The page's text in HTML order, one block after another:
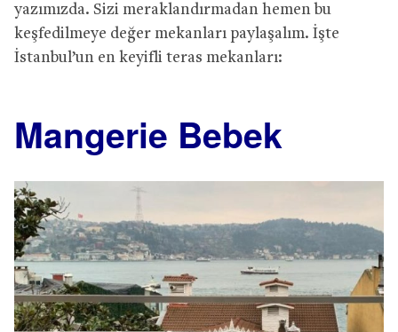
yazımızda. Sizi meraklandırmadan hemen bu
keşfedilmeye değer mekanları paylaşalım. İşte
İstanbul’un en keyifli teras mekanları:
Mangerie Bebek